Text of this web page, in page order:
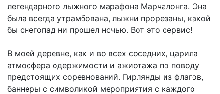
легендарного лыжного марафона Марчалонга. Она
была всегда утрамбована, лыжни прорезаны, какой
бы снегопад ни прошел ночью. Вот это сервис!
В моей деревне, как и во всех соседних, царила
атмосфера одержимости и ажиотажа по поводу
предстоящих соревнований. Гирлянды из флагов,
баннеры с символикой мероприятия с каждого